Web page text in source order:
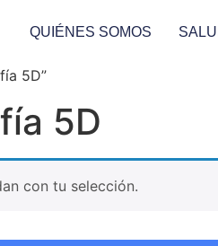
QUIÉNES SOMOS
5D”
5D
con tu selección.